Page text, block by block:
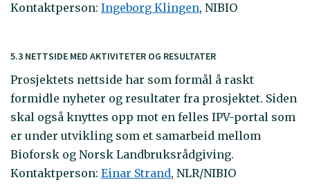
Kontaktperson: Ingeborg Klingen, NIBIO
5.3 NETTSIDE MED AKTIVITETER OG RESULTATER
Prosjektets nettside har som formål å raskt
formidle nyheter og resultater fra prosjektet. Siden
skal også knyttes opp mot en felles IPV-portal som
er under utvikling som et samarbeid mellom
Bioforsk og Norsk Landbruksrådgiving.
Kontaktperson: Einar Strand, NLR/NIBIO